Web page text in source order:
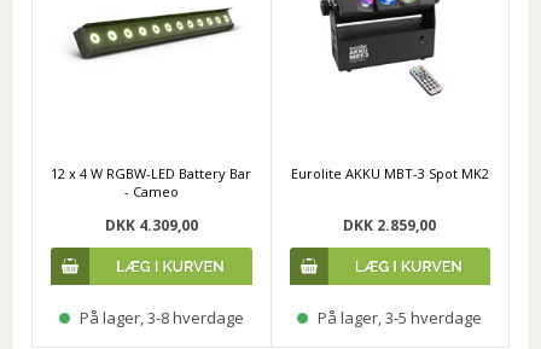
12 x 4 W RGBW-LED Battery Bar
- Cameo
DKK 4.309,00
På lager, 3-8 hverdage
Eurolite AKKU MBT-3 Spot MK2
DKK 2.859,00
På lager, 3-5 hverdage